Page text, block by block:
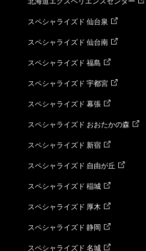
スペシャライズド 仙台泉
スペシャライズド 仙台南
スペシャライズド 福島
スペシャライズド 宇都宮
スペシャライズド 幕張
スペシャライズド おおたかの森
スペシャライズド 新宿
スペシャライズド 自由が丘
スペシャライズド 稲城
スペシャライズド 厚木
スペシャライズド 静岡
スペシャライズド 名城